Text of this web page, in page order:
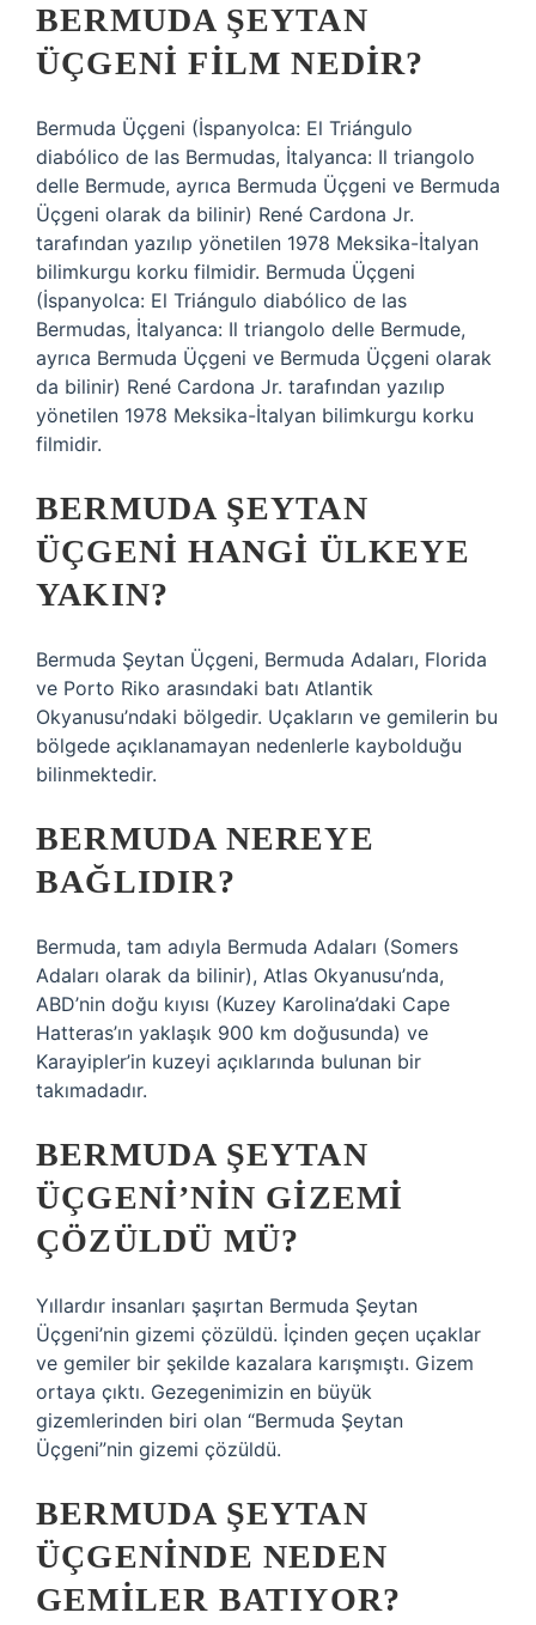
BERMUDA ŞEYTAN
ÜÇGENI FILM NEDIR?
Bermuda Üçgeni (İspanyolca: El Triángulo
diabólico de las Bermudas, İtalyanca: Il triangolo
delle Bermude, ayrıca Bermuda Üçgeni ve Bermuda
Üçgeni olarak da bilinir) René Cardona Jr.
tarafından yazılıp yönetilen 1978 Meksika-İtalyan
bilimkurgu korku filmidir. Bermuda Üçgeni
(İspanyolca: El Triángulo diabólico de las
Bermudas, İtalyanca: Il triangolo delle Bermude,
ayrıca Bermuda Üçgeni ve Bermuda Üçgeni olarak
da bilinir) René Cardona Jr. tarafından yazılıp
yönetilen 1978 Meksika-İtalyan bilimkurgu korku
filmidir.
BERMUDA ŞEYTAN
ÜÇGENI HANGI ÜLKEYE
YAKIN?
Bermuda Şeytan Üçgeni, Bermuda Adaları, Florida
ve Porto Riko arasındaki batı Atlantik
Okyanusu’ndaki bölgedir. Uçakların ve gemilerin bu
bölgede açıklanamayan nedenlerle kaybolduğu
bilinmektedir.
BERMUDA NEREYE
BAĞLIDIR?
Bermuda, tam adıyla Bermuda Adaları (Somers
Adaları olarak da bilinir), Atlas Okyanusu’nda,
ABD’nin doğu kıyısı (Kuzey Karolina’daki Cape
Hatteras’ın yaklaşık 900 km doğusunda) ve
Karayipler’in kuzeyi açıklarında bulunan bir
takımadadır.
BERMUDA ŞEYTAN
ÜÇGENI’NIN GIZEMI
ÇÖZÜLDÜ MÜ?
Yıllardır insanları şaşırtan Bermuda Şeytan
Üçgeni’nin gizemi çözüldü. İçinden geçen uçaklar
ve gemiler bir şekilde kazalara karışmıştı. Gizem
ortaya çıktı. Gezegenimizin en büyük
gizemlerinden biri olan “Bermuda Şeytan
Üçgeni”nin gizemi çözüldü.
BERMUDA ŞEYTAN
ÜÇGENINDE NEDEN
GEMILER BATIYOR?